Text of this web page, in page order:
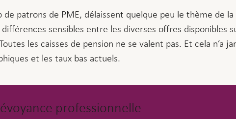
patrons de PME, délaissent quelque peu le thème de la
sensibles entre les diverses offres disponibles
les caisses de pension ne se valent pas. Et cela n’a
et les taux bas actuels.
professionnelle